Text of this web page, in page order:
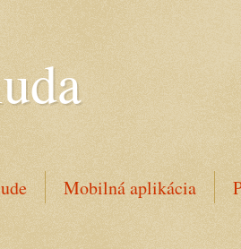
Mobilná aplikácia